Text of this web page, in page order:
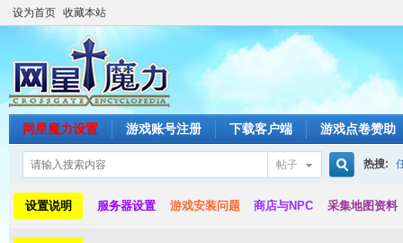
设为首页 收藏本站
网星魔力设置 游戏账号注册 下载客户端 游戏点卷赞助
帖子 热搜:
设置说明 服务器设置 游戏安装问题 商店与NPC 采集地图资料